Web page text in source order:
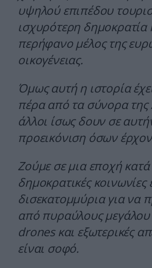
υψηλού επιπέδου
ισχυρότερη δημοκρατία
περήφανο μέλος της
οικογένειας.
Όμως αυτή η ιστορία
πέρα από τα σύνορα της
άλλοι ίσως δουν σε
προεικόνιση όσων
Ζούμε σε μια εποχή
δημοκρατικές
δισεκατομμύρια για να
από πυραύλους μεγάλου
drones και εξωτερικές
είναι σοφό.